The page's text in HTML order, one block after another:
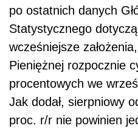
po ostatnich danych
Statystycznego
wcześniejsze
Pieniężnej rozpocznie
procentowych we
Jak dodał, sierpniowy
proc. r/r nie powinien